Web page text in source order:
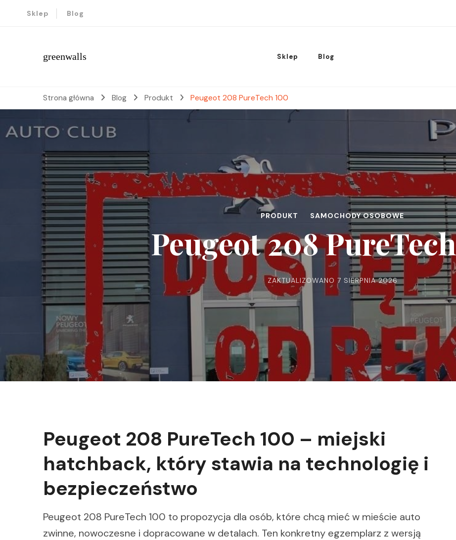
Sklep Blog
greenwalls Sklep Blog
Strona główna Blog Produkt Peugeot 208 PureTech 100
PRODUKT SAMOCHODY OSOBOWE
Peugeot 208
ZAKTUALIZOWANO 7 SIERPNIA 2026
Peugeot 208 PureTech 100 – miejski
hatchback, który stawia na technologię i
bezpieczeństwo
Peugeot 208 PureTech 100 to propozycja dla osób, które chcą mieć w mieście auto
zwinne, nowoczesne i dopracowane w detalach. Ten konkretny egzemplarz z wersją